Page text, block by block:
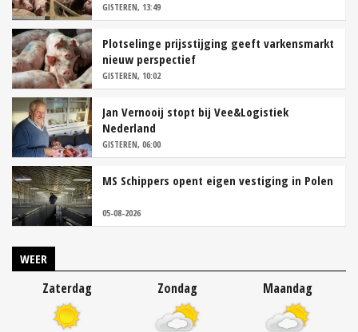
GISTEREN, 13:49
Plotselinge prijsstijging geeft varkensmarkt
nieuw perspectief
GISTEREN, 10:02
Jan Vernooij stopt bij Vee&Logistiek
Nederland
GISTEREN, 06:00
MS Schippers opent eigen vestiging in Polen
05-08-2026
WEER
Zaterdag Zondag Maandag